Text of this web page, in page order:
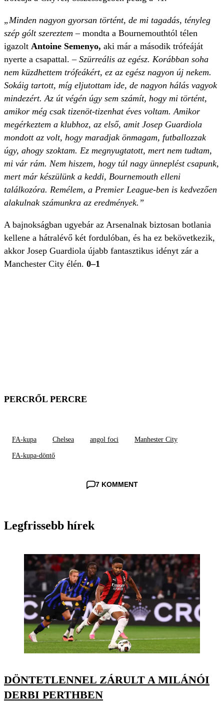
„Minden nagyon gyorsan történt, de mi tagadás, tényleg
szép gólt szereztem – mondta a Bournemouthtól télen
igazolt Antoine Semenyo, aki már a második trófeáját
nyerte a csapattal.– Szürreális az egész. Korábban soha
nem küzdhettem trófeákért, ez az egész nagyon új nekem.
Sokáig tartott, míg eljutottam ide, de nagyon hálás vagyok
mindezért. Az út végén úgy sem számít, hogy mi történt,
amikor még csak tizenöt-tizenhat éves voltam. Amikor
megérkeztem a klubhoz, az első, amit Josep Guardiola
mondott az volt, hogy maradjak önmagam, futballozzak
úgy, ahogy szoktam. Ez megnyugtatott, mert nem tudtam,
mi vár rám. Nem hiszem, hogy túl nagy ünneplést csapunk,
mert már készülünk a keddi, Bournemouth elleni
találkozóra. Remélem, a Premier League-ben is kedvezően
alakulnak számunkra az eredmények.”
A bajnokságban ugyebár az Arsenalnak biztosan botlania
kellene a hátralévő két fordulóban, és ha ez bekövetkezik,
akkor Josep Guardiola újabb fantasztikus idényt zár a
Manchester City élén. 0–1
PERCRŐL PERCRE
FA-kupa Chelsea angol foci Manhester City
FA-kupa-döntő
7 KOMMENT
Legfrissebb hírek
DÖNTETLENNEL ZÁRULT A MILÁNÓI
DERBI PERTHBEN